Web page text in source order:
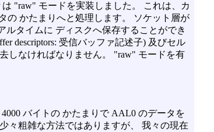
"raw" モードを実装しました。 これは、カ
の かたまりへと処理します。 ソケット層が
タイムに ディスクへ保存することができ
descriptors: 受信バッファ記述子) 及びセル
しなければなりません。 "raw" モードを有
バイトの かたまりで AAL0 のデータを
々粗雑な方法ではありますが、 我々の現在